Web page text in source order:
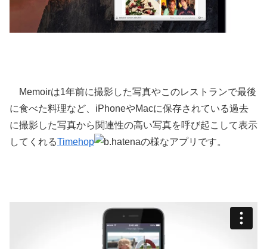
Memoirは1年前に撮影した写真やこのレストランで最後
に食べた料理など、iPhoneやMacに保存されている過去
に撮影した写真から関連性の高い写真を呼び起こして表示
してくれるTimehop の様なアプリです。